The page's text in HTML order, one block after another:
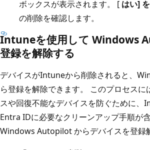
ボックスが表示されます。 [ はい] を
の削除を確認します。
Intuneを使用して Windows
登録を解除する
デバイスがIntuneから削除されると、
ら登録を解除できます。 このプロセスに
スや回復不能なデバイスを防ぐために
Entra IDに必要なクリーンアップ手順が含
Windows Autopilot からデバイスを登録